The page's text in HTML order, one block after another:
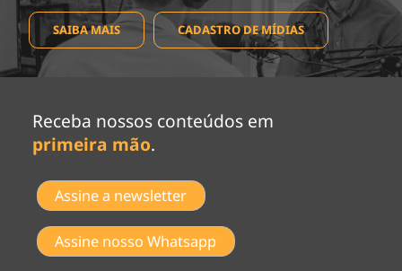
SAIBA MAIS CADASTRO DE MÍDIAS
Receba nossos conteúdos em
primeira mão.
Assine a newsletter
Assine nosso Whatsapp